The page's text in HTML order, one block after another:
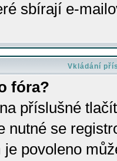
sbírají e-
Vkládání
fóra?
příslušné
nutné se
je povoleno